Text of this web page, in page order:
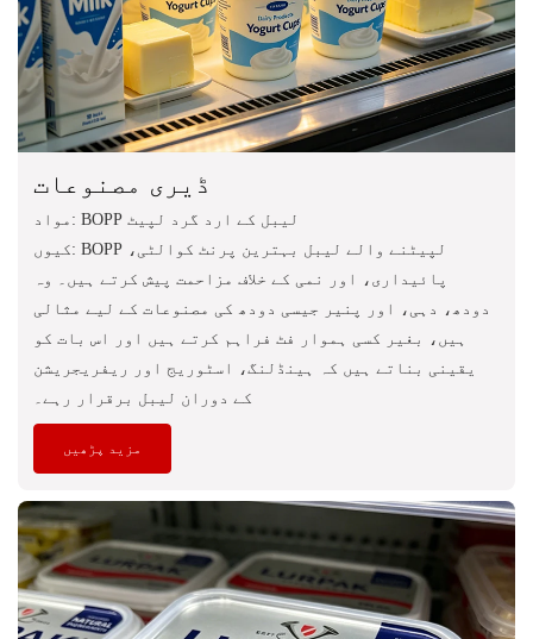
ڈیری مصنوعات
مواد: BOPP لیبل کے ارد گرد لپیٹ
کیوں: BOPP لپیٹنے والے لیبل بہترین پرنٹ کوالٹی،
پائیداری، اور نمی کے خلاف مزاحمت پیش کرتے ہیں۔ وہ
دودھ، دہی، اور پنیر جیسی دودھ کی مصنوعات کے لیے مثالی
ہیں، بغیر کسی ہموار فٹ فراہم کرتے ہیں اور اس بات کو
یقینی بناتے ہیں کہ ہینڈلنگ، اسٹوریج اور ریفریجریشن
کے دوران لیبل برقرار رہے۔
مزید پڑھیں